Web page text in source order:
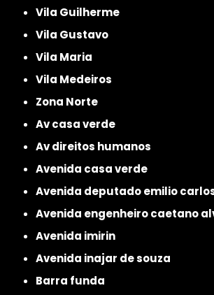
Vila Guilherme
Vila Gustavo
Vila Maria
Vila Medeiros
Zona Norte
av casa verde
av direitos humanos
avenida casa verde
avenida deputado emilio
avenida engenheiro caetano
avenida imirin
avenida inajar de souza
barra funda